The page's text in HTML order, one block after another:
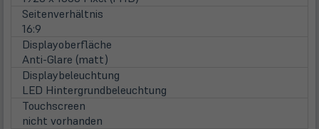
Seitenverhältnis
16:9
Displayoberfläche
Anti-Glare (matt)
Displaybeleuchtung
LED Hintergrundbeleuchtung
Touchscreen
nicht vorhanden